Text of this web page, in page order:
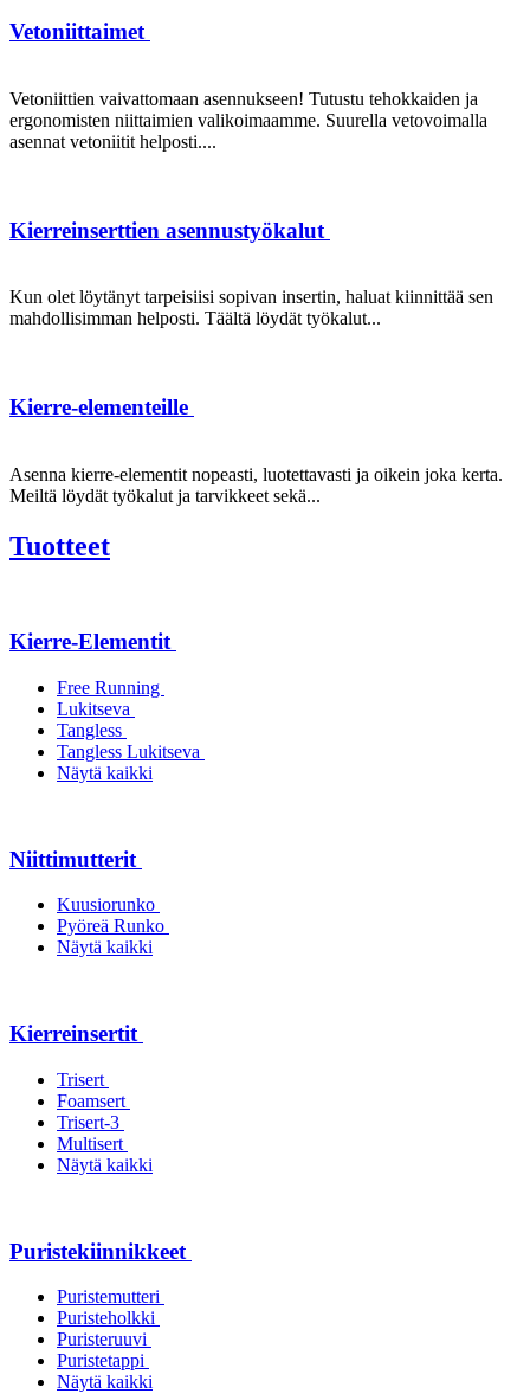
Vetoniittaimet
Vetoniittien vaivattomaan asennukseen! Tutustu tehokkaiden ja
ergonomisten niittaimien valikoimaamme. Suurella vetovoimalla
asennat vetoniitit helposti....
Kierreinserttien asennustyökalut
Kun olet löytänyt tarpeisiisi sopivan insertin, haluat kiinnittää sen
mahdollisimman helposti. Täältä löydät työkalut...
Kierre-elementeille
Asenna kierre-elementit nopeasti, luotettavasti ja oikein joka kerta.
Meiltä löydät työkalut ja tarvikkeet sekä...
Tuotteet
Kierre-Elementit
Free Running
Lukitseva
Tangless
Tangless Lukitseva
Näytä kaikki
Niittimutterit
Kuusiorunko
Pyöreä Runko
Näytä kaikki
Kierreinsertit
Trisert
Foamsert
Trisert-3
Multisert
Näytä kaikki
Puristekiinnikkeet
Puristemutteri
Puristeholkki
Puristeruuvi
Puristetappi
Näytä kaikki